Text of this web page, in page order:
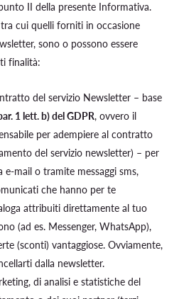
II della presente Informativa.
cui quelli forniti in occasione
sono o possono essere
finalità:
del servizio Newsletter – base
1 lett. b) del GDPR, ovvero il
per adempiere al contratto
del servizio newsletter) – per
e-mail o tramite messaggi sms,
che hanno per te
attribuiti direttamente al tuo
(ad es. Messenger, WhatsApp),
(sconti) vantaggiose. Ovviamente,
dalla newsletter.
di analisi e statistiche del